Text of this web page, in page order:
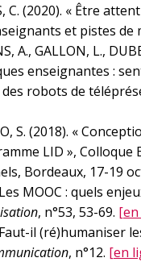
C. (2020). « Être
et pistes de
A., GALLON, L.,
enseignantes :
robots de
S. (2018). «
LID »,
Bordeaux, 17-19
Les MOOC : quels
, n°53, 53-69.
Faut-il (ré)humaniser
, n°12. [en